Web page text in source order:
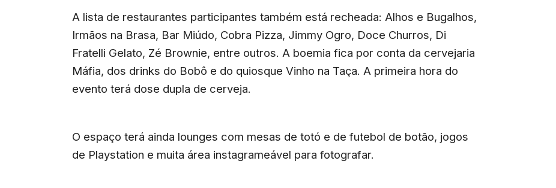
A lista de restaurantes participantes também está recheada: Alhos e Bugalhos,
Irmãos na Brasa, Bar Miúdo, Cobra Pizza, Jimmy Ogro, Doce Churros, Di
Fratelli Gelato, Zé Brownie, entre outros. A boemia fica por conta da cervejaria
Máfia, dos drinks do Bobô e do quiosque Vinho na Taça. A primeira hora do
evento terá dose dupla de cerveja.
O espaço terá ainda lounges com mesas de totó e de futebol de botão, jogos
de Playstation e muita área instagrameável para fotografar.